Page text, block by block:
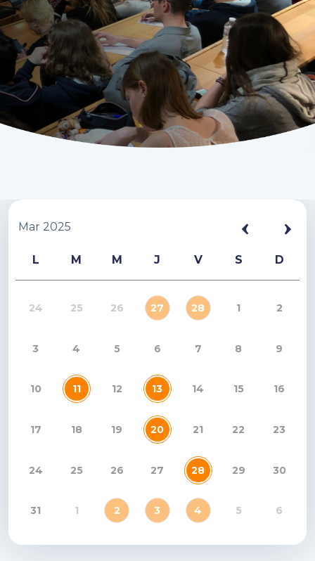
Mar 2025
L M M J V S D
24 25 26 27 28 1 2
3 4 5 6 7 8 9
10 11 12 13 14 15 16
17 18 19 20 21 22 23
24 25 26 27 28 29 30
31 1 2 3 4 5 6